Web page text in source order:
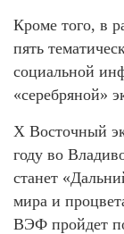
Кроме того, в
пять
социальной
«серебряной»
Х Восточный
году во
станет
мира и
ВЭФ пройдет